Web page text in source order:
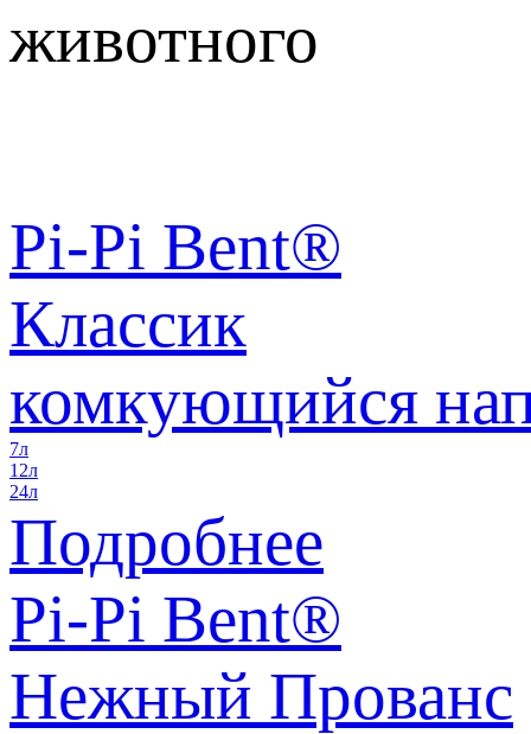
животного
Pi-Pi Bent®
Классик
комкующийся
7л
12л
24л
Подробнее
Pi-Pi Bent®
Нежный Прованс